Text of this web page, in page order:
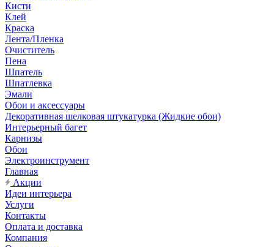
Кисти
Клей
Краска
Лента/Пленка
Очиститель
Пена
Шпатель
Шпатлевка
Эмали
Обои и аксессуары
Декоративная шелковая штукатурка (Жидкие обои)
Интерьерный багет
Карнизы
Обои
Электроинструмент
Главная
Акции
Идеи интерьера
Услуги
Контакты
Оплата и доставка
Компания